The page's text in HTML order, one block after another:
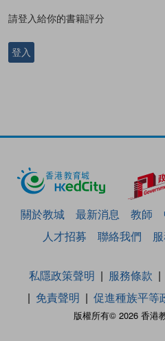
請登入給你的書籍評分
登入
關於教城 最新消息 教師
人才招募
聯絡我們
版權所有© 2026 香港
私隱政策聲明 服務條款
免責聲明
促進種族平等